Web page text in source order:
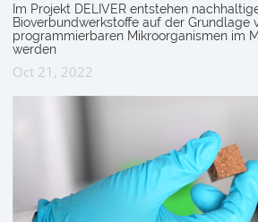
Im Projekt DELIVER entstehen
Bioverbundwerkstoffe auf der Grundlage
programmierbaren Mikroorganismen im
werden
Oct 21, 2022